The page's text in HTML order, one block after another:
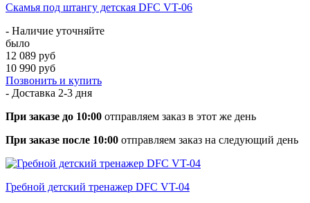
Скамья под штангу детская DFC VT-06
- Наличие уточняйте
было
12 089 руб
10 990 руб
Позвонить и купить
- Доставка 2-3 дня
При заказе до 10:00 отправляем заказ в этот же день
При заказе после 10:00 отправляем заказ на следующий день
Гребной детский тренажер DFC VT-04